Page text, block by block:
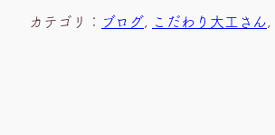
カテゴリ： ブログ, こだわり大工さん,